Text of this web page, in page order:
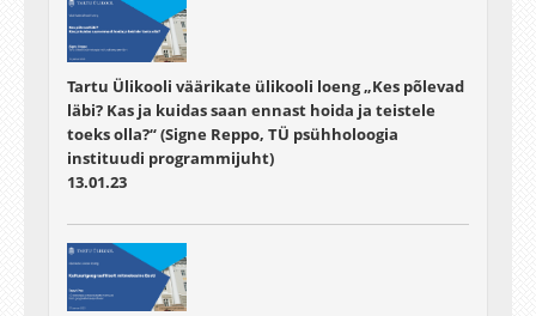
Tartu Ülikooli väärikate ülikooli loeng „Kes põlevad
läbi? Kas ja kuidas saan ennast hoida ja teistele
toeks olla?“ (Signe Reppo, TÜ psühholoogia
instituudi programmijuht)
13.01.23